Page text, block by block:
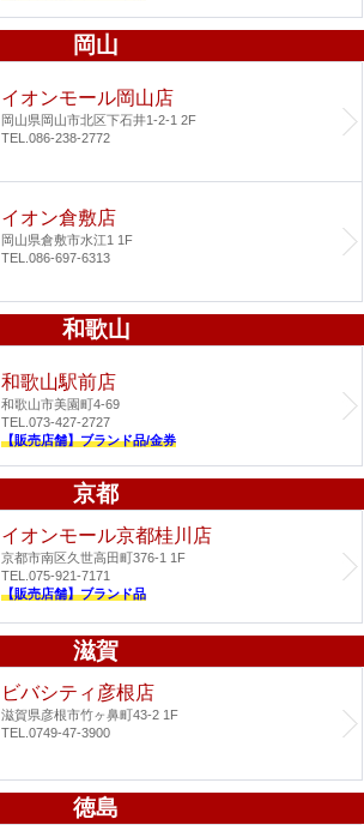
岡山
イオンモール岡山店
岡山県岡山市北区下石井1-2-1 2F
TEL.086-238-2772
イオン倉敷店
岡山県倉敷市水江1 1F
TEL.086-697-6313
和歌山
和歌山駅前店
和歌山市美園町4-69
TEL.073-427-2727
【販売店舗】ブランド品/金券
京都
イオンモール京都桂川店
京都市南区久世高田町376-1 1F
TEL.075-921-7171
【販売店舗】ブランド品
滋賀
ビバシティ彦根店
滋賀県彦根市竹ヶ鼻町43-2 1F
TEL.0749-47-3900
徳島